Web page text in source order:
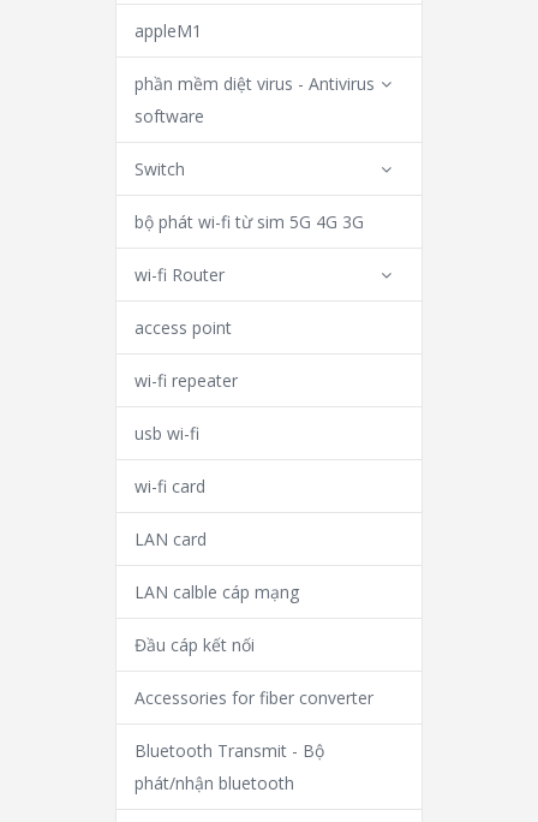
appleM1
phần mềm diệt virus - Antivirus
software
Switch
bộ phát wi-fi từ sim 5G 4G 3G
wi-fi Router
access point
wi-fi repeater
usb wi-fi
wi-fi card
LAN card
LAN calble cáp mạng
Đầu cáp kết nối
Accessories for fiber converter
Bluetooth Transmit - Bộ
phát/nhận bluetooth